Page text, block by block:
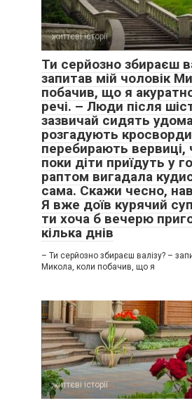
життєві історії
Ти серйозно збираєш
запитав мій чоловік
побачив, що я
речі. – Люди після
зазвичай сидять
розгадують
перебирають вервиці,
поки діти приїдуть у
раптом вигадала
сама. Скажи чесно,
Я вже доїв курячий
ти хоча б вечерю
кілька днів
– Ти серйозно збираєш валізу? –
Микола, коли побачив, що я
життєві історії